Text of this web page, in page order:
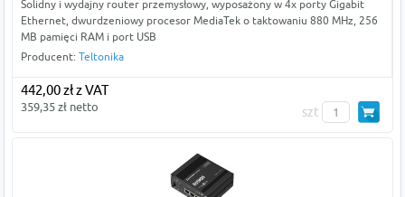
Solidny i wydajny router przemysłowy, wyposażony w 4x porty Gigabit
Ethernet, dwurdzeniowy procesor MediaTek o taktowaniu 880 MHz, 256
MB pamięci RAM i port USB
Producent: Teltonika
442,00 zł z VAT
359,35 zł netto szt